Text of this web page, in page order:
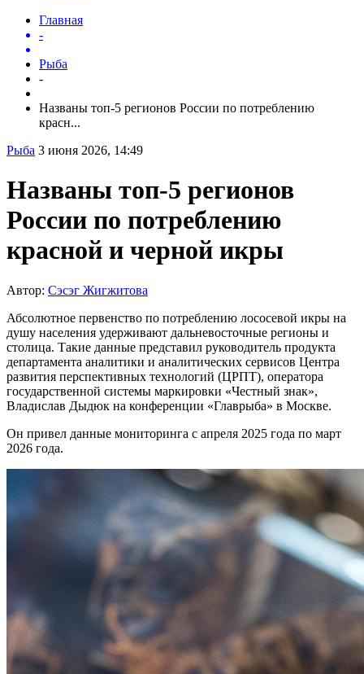
Главная
-
Рыба
-
Названы топ-5 регионов России по потреблению
красн...
Рыба 3 июня 2026, 14:49
Названы топ-5 регионов
России по потреблению
красной и черной икры
Автор: Сэсэг Жигжитова
Абсолютное первенство по потреблению лососевой икры на
душу населения удерживают дальневосточные регионы и
столица. Такие данные представил руководитель продукта
департамента аналитики и аналитических сервисов Центра
развития перспективных технологий (ЦРПТ), оператора
государственной системы маркировки «Честный знак»,
Владислав Дыдюк на конференции «Главрыба» в Москве.
Он привел данные мониторинга с апреля 2025 года по март
2026 года.